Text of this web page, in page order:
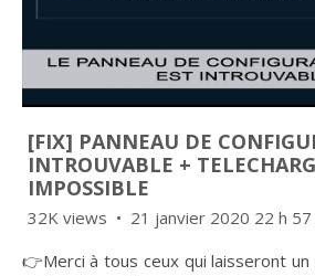
[FIX] PANNEAU DE
INTROUVABLE +
IMPOSSIBLE
32K views
21 janvier 2020 22 h 57
👉Merci à tous ceux qui laisseront un pouce bleu et/ou qui